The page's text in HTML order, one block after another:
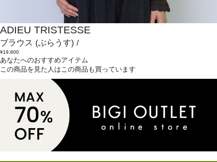
ADIEU TRISTESSE
ブラウス (ぶらうす) /
¥19,800
あなたへのおすすめアイテム
この商品を見た人はこの商品も買っています